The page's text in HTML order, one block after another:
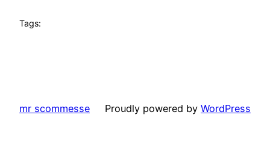
Tags:
mr scommesse Proudly powered by WordPress